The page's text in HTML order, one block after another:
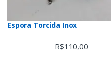
Espora Torcida Inox
R$110,00